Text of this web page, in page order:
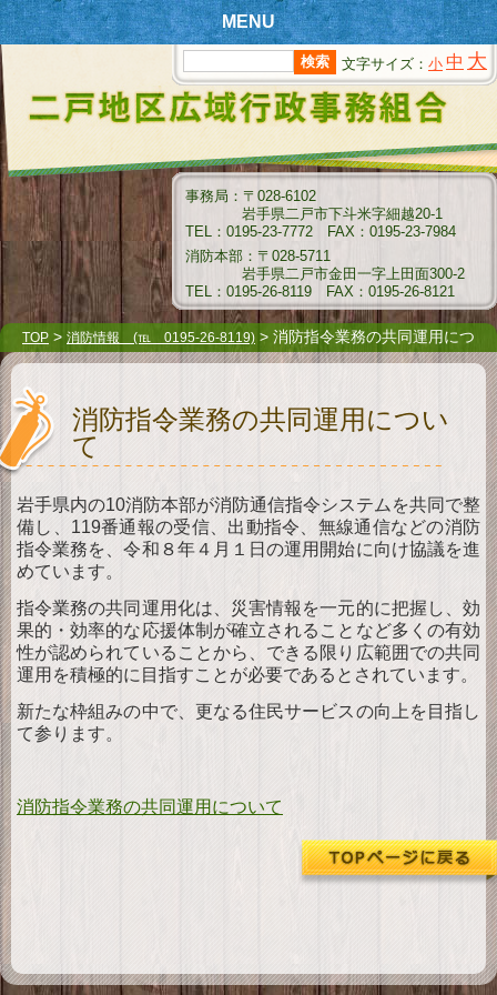
文字サイズ： 小 中 大
事務局：〒028-6102
岩手県二戸市下斗米字細越20-1
TEL：0195-23-7772 FAX：0195-23-7984
消防本部：〒028-5711
岩手県二戸市金田一字上田面300-2
TEL：0195-26-8119 FAX：0195-26-8121
TOP > 消防情報 (℡ 0195-26-8119) > 消防指令業務の共同運用につ
いて
MENU
新着情報
組合情報
消防情報
クリーンセンター情報
衛生センター情報
介
組合例規集
指
ダウンロード
お 問い合わせ
消防指令業務の共同運用につい
て
岩手県内の10消防本部が消防通信指令システムを共同で整
備し、119番通報の受信、出動指令、無線通信などの消防
指令業務を、令和８年４月１日の運用開始に向け協議を進
めています。
指令業務の共同運用化は、災害情報を一元的に把握し、効
果的・効率的な応援体制が確立されることなど多くの有効
性が認められていることから、できる限り広範囲での共同
運用を積極的に目指すことが必要であるとされています。
新たな枠組みの中で、更なる住民サービスの向上を目指し
て参ります。
消防指令業務の共同運用について